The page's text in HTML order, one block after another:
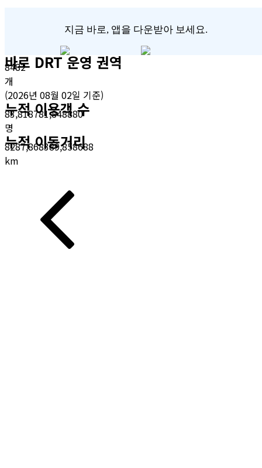
지금 바로, 앱을 다운받아 보세요.
바로 DRT 운영 권역
8482
개
(2026년 08월 02일 기준)
누적 이용객 수
83,818781,848880
명
누적 이동거리
8287,868389,858688
km